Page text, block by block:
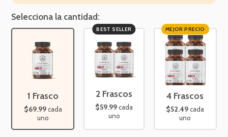
Selecciona la cantidad:
1 Frasco
$69.99 cada
uno
BEST SELLER
2 Frascos
$59.99cada
uno
MEJOR PRECIO
4 Frascos
$52.49 cada
uno